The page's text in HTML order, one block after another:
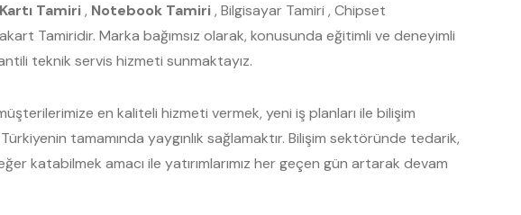
Tamiri, Notebook Tamiri, Bilgisayar Tamiri , Chipset
Tamiridir. Marka bağımsız olarak, konusunda eğitimli ve deneyimli
teknik servis hizmeti sunmaktayız.
en kaliteli hizmeti vermek, yeni iş planları ile bilişim
tamamında yaygınlık sağlamaktır. Bilişim sektöründe tedarik,
katabilmek amacı ile yatırımlarımız her geçen gün artarak devam